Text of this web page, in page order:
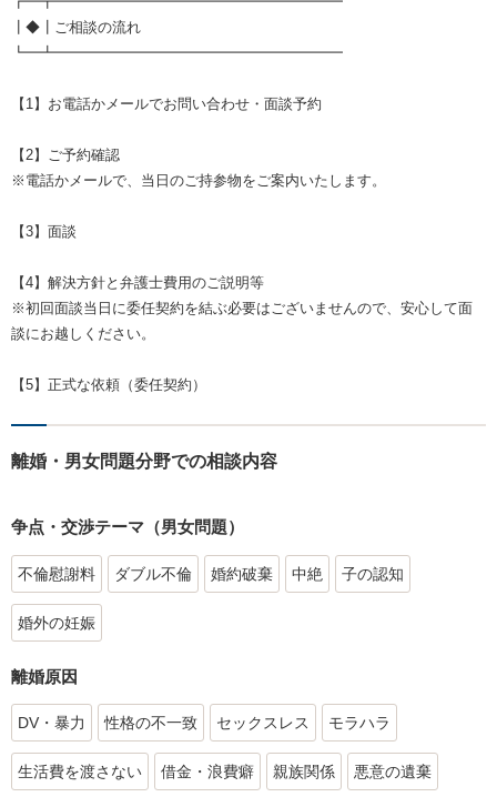
┃◆┃ご相談の流れ
┗━┻━━━━━━━━━━━━━━━━━━━━
【1】お電話かメールでお問い合わせ・面談予約
【2】ご予約確認
※電話かメールで、当日のご持参物をご案内いたします。
【3】面談
【4】解決方針と弁護士費用のご説明等
※初回面談当日に委任契約を結ぶ必要はございませんので、安心して面
談にお越しください。
【5】正式な依頼（委任契約）
離婚・男女問題分野での相談内容
争点・交渉テーマ（男女問題）
不倫慰謝料 ダブル不倫 婚約破棄 中絶 子の認知
婚外の妊娠
離婚原因
DV・暴力 性格の不一致 セックスレス モラハラ
生活費を渡さない 借金・浪費癖 親族関係 悪意の遺棄